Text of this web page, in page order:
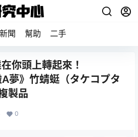
新聞 幫助 二手
你頭上轉起來！
夢》竹蜻蜓（タケコプタ
製品
0